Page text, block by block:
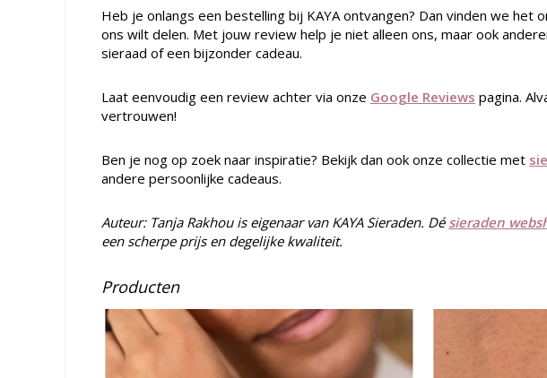
Heb je onlangs een bestelling bij KAYA ontvangen? Dan vinden we
ons wilt delen. Met jouw review help je niet alleen ons, maar ook
sieraad of een bijzonder cadeau.
Laat eenvoudig een review achter via onze Google Reviews pagina.
vertrouwen!
Ben je nog op zoek naar inspiratie? Bekijk dan ook onze collectie met
andere persoonlijke cadeaus.
Auteur: Tanja Rakhou is eigenaar van KAYA Sieraden. Dé sieraden
een scherpe prijs en degelijke kwaliteit.
Producten